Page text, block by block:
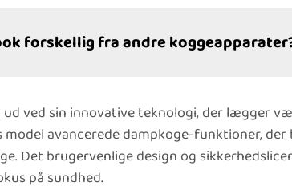
forskellig fra andre
ud ved sin innovative teknologi, der lægger
avancerede dampkoge-funktioner,
Det brugervenlige design og
på sundhed.